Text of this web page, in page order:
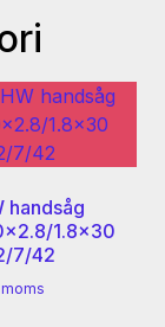
handsåg
1.8×30
7/42